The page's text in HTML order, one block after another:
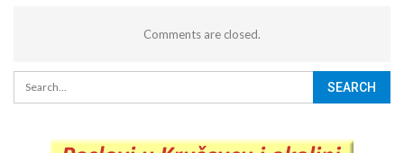
Comments are closed.